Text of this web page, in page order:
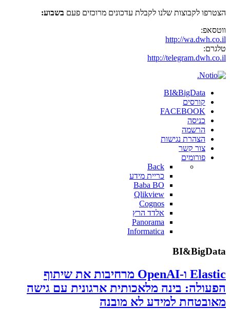
הצטרפו לקבוצות שלנו לקבלת עדכונים מרוכזים פעם בשבוע:
ווטסאפ:
http://wa.dwh.co.il
טלגרם:
http://telegram.dwh.co.il
BI&BigData
קורסים
FACEBOOK
כניסה
הרשמה
הצהרת נגישות
צור קשר
פורומים
Back
כריית מידע
Baba BO
Qlikview
Cognos
אלדד הרץ
Panorama
Informatica
BI&BigData
Elastic ו-OpenAI מרחיבות את שיתוף
הפעולה: בינה מלאכותית ארגונית עם גישה
מאובטחת למידע לא מובנה